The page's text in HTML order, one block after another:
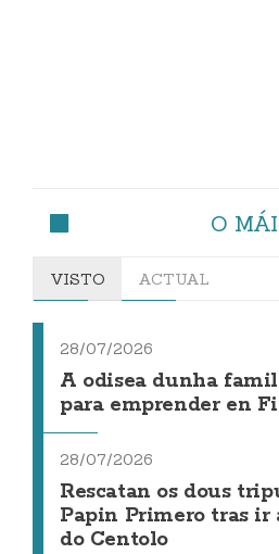
O
VISTO ACTUAL
28/07/2026
A odisea dunha
para emprender en
28/07/2026
Rescatan os dous
Papin Primero tras ir
do Centolo